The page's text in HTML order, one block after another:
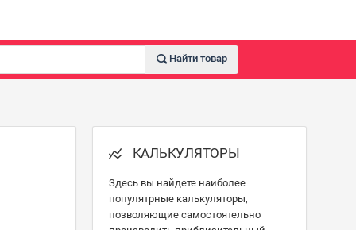
Найти товар
КАЛЬКУЛЯТОРЫ
Здесь вы найдете наиболее
популятрные калькуляторы,
позволяющие самостоятельно